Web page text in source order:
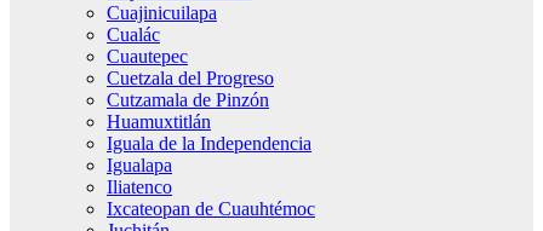
Cuajinicuilapa
Cualác
Cuautepec
Cuetzala del Progreso
Cutzamala de Pinzón
Huamuxtitlán
Iguala de la Independencia
Igualapa
Iliatenco
Ixcateopan de Cuauhtémoc